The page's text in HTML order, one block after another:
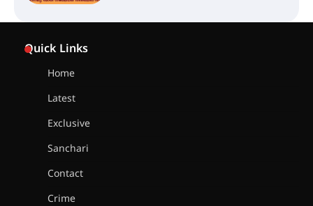
Quick Links
Home
Latest
Exclusive
Sanchari
Contact
Crime